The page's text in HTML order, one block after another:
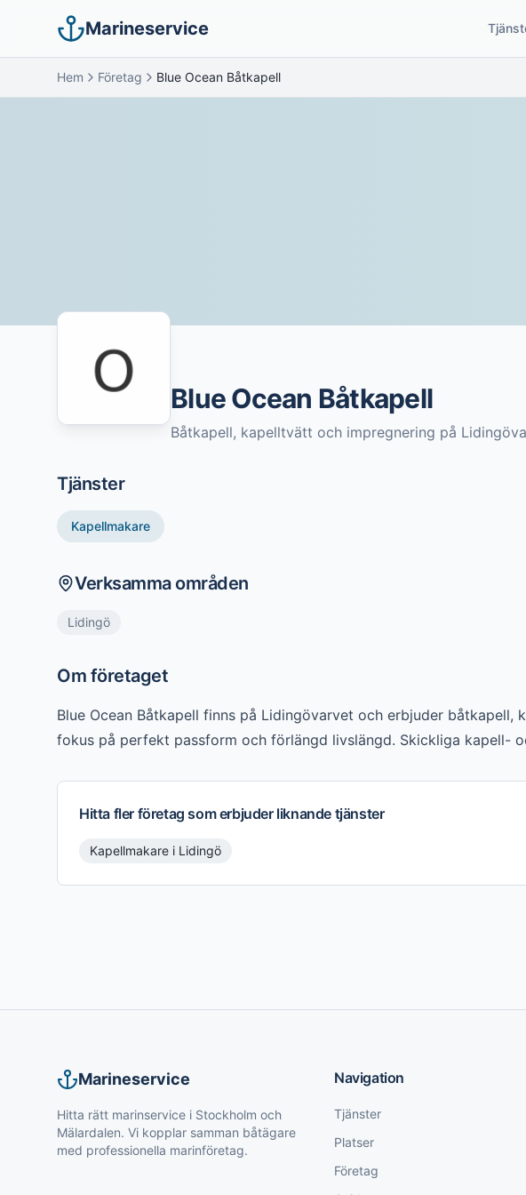
Marineservice
Hem Företag Blue Ocean Båtkapell
Blue Ocean Båtkapell
Båtkapell, kapelltvätt och impregnering på
Tjänster
Kapellmakare
Verksamma områden
Lidingö
Om företaget
Blue Ocean Båtkapell finns på Lidingövarvet och erbjuder båtkapell,
fokus på perfekt passform och förlängd livslängd. Skickliga kapell-
Hitta fler företag som erbjuder liknande tjänster
Kapellmakare i Lidingö
Marineservice
Hitta rätt marinservice i Stockholm och
Mälardalen. Vi kopplar samman båtägare
med professionella marinföretag.
Navigation
Tjänster
Platser
Företag